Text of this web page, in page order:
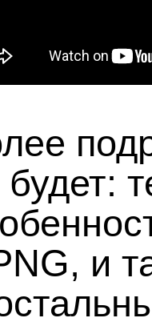
будет:
и